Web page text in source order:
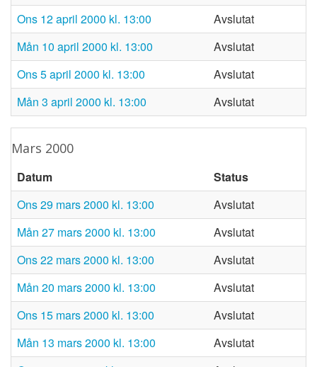
ons 12 april 2000 kl. 13:00
Avslutat
mån 10 april 2000 kl. 13:00
Avslutat
ons 5 april 2000 kl. 13:00
Avslutat
mån 3 april 2000 kl. 13:00
Avslutat
mars 2000
Datum
Status
ons 29 mars 2000 kl. 13:00
Avslutat
mån 27 mars 2000 kl. 13:00
Avslutat
ons 22 mars 2000 kl. 13:00
Avslutat
mån 20 mars 2000 kl. 13:00
Avslutat
ons 15 mars 2000 kl. 13:00
Avslutat
mån 13 mars 2000 kl. 13:00
Avslutat